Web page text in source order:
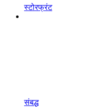
स्टोरफ्रंट
संबद्ध